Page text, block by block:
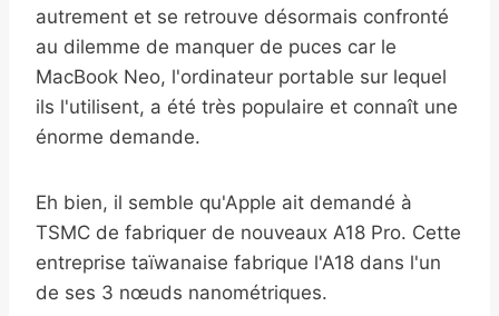
autrement et se retrouve désormais confronté
au dilemme de manquer de puces car le
MacBook Neo, l'ordinateur portable sur lequel
ils l'utilisent, a été très populaire et connaît une
énorme demande.
Eh bien, il semble qu'Apple ait demandé à
TSMC de fabriquer de nouveaux A18 Pro. Cette
entreprise taïwanaise fabrique l'A18 dans l'un
de ses 3 nœuds nanométriques.